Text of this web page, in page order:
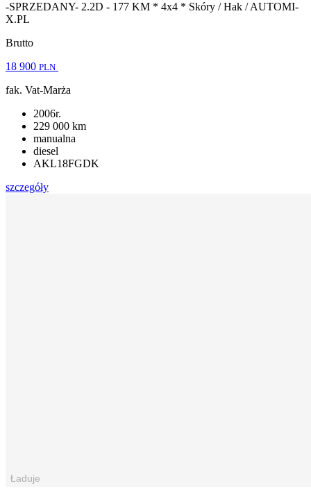
-SPRZEDANY- 2.2D - 177 KM * 4x4 * Skóry / Hak / AUTOMI-
X.PL
Brutto
18 900 PLN
fak. Vat-Marża
2006r.
229 000 km
manualna
diesel
AKL18FGDK
szczegóły